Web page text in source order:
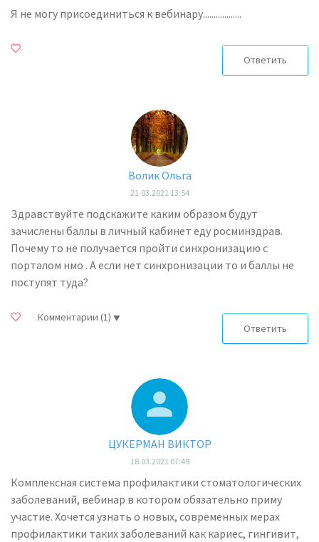
Я не могу присоединиться к вебинару..................
Ответить
Волик Ольга
21.03.2021 13:54
Здравствуйте подскажите каким образом будут
зачислены баллы в личный кабинет еду росминздрав.
Почему то не получается пройти синхронизацию с
порталом нмо . А если нет синхронизации то и баллы не
поступят туда?
Комментарии (1)
Ответить
ЦУКЕРМАН ВИКТОР
18.03.2021 07:49
Комплексная система профилактики стоматологических
заболеваний, вебинар в котором обязательно приму
участие. Хочется узнать о новых, современных мерах
профилактики таких заболеваний как кариес, гингивит,